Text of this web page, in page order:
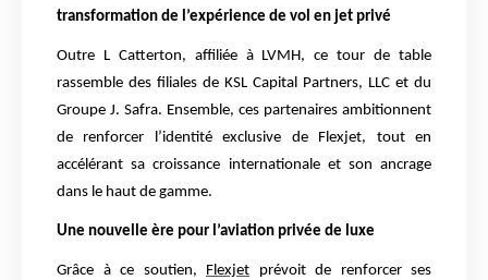
transformation de l’expérience de vol en jet privé
Outre L Catterton, affiliée à LVMH, ce tour de table
rassemble des filiales de KSL Capital Partners, LLC et du
Groupe J. Safra. Ensemble, ces partenaires ambitionnent
de renforcer l’identité exclusive de Flexjet, tout en
accélérant sa croissance internationale et son ancrage
dans le haut de gamme.
Une nouvelle ère pour l’aviation privée de luxe
Grâce à ce soutien, Flexjet prévoit de renforcer ses